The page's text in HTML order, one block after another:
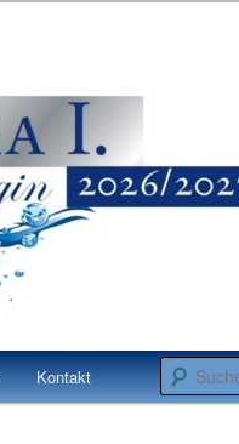
Kontakt